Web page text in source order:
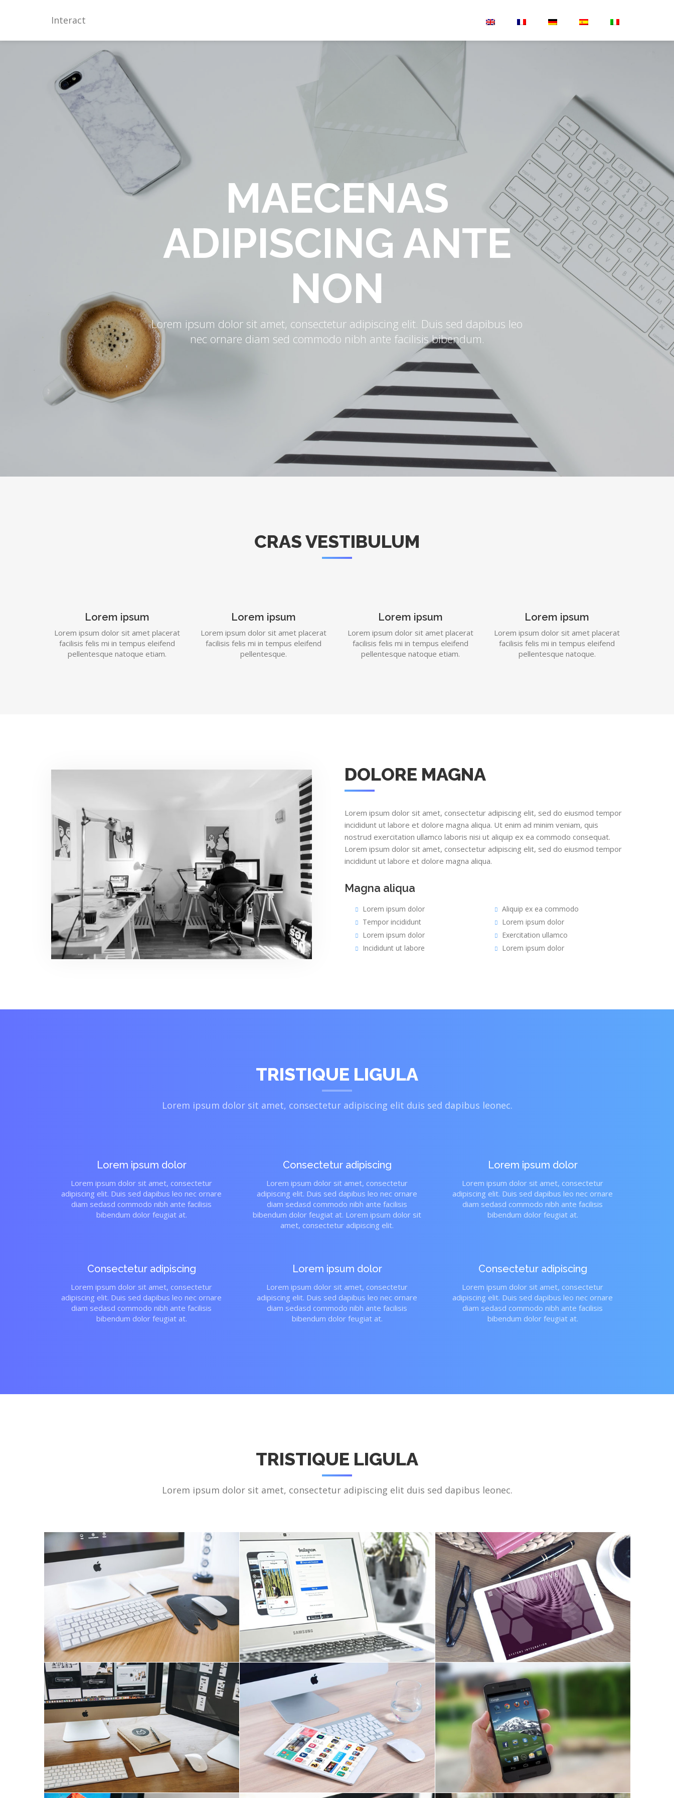
Interact
MAECENAS
ADIPISCING ANTE
NON
Lorem ipsum dolor sit amet, consectetur adipiscing elit. Duis sed dapibus leo
nec ornare diam sed commodo nibh ante facilisis bibendum.
CRAS VESTIBULUM
Lorem ipsum
Lorem ipsum dolor sit amet placerat
facilisis felis mi in tempus eleifend
pellentesque natoque etiam.
Lorem ipsum
Lorem ipsum dolor sit amet placerat
facilisis felis mi in tempus eleifend
pellentesque.
Lorem ipsum
Lorem ipsum dolor sit amet placerat
facilisis felis mi in tempus eleifend
pellentesque natoque etiam.
Lorem ipsum
Lorem ipsum dolor sit amet placerat
facilisis felis mi in tempus eleifend
pellentesque natoque.
DOLORE MAGNA
Lorem ipsum dolor sit amet, consectetur adipiscing elit, sed do eiusmod tempor
incididunt ut labore et dolore magna aliqua. Ut enim ad minim veniam, quis
nostrud exercitation ullamco laboris nisi ut aliquip ex ea commodo consequat.
Lorem ipsum dolor sit amet, consectetur adipiscing elit, sed do eiusmod tempor
incididunt ut labore et dolore magna aliqua.
Magna aliqua
Lorem ipsum dolor
Tempor incididunt
Lorem ipsum dolor
Incididunt ut labore
Aliquip ex ea commodo
Lorem ipsum dolor
Exercitation ullamco
Lorem ipsum dolor
TRISTIQUE LIGULA
Lorem ipsum dolor sit amet, consectetur adipiscing elit duis sed dapibus leonec.
Lorem ipsum dolor
Lorem ipsum dolor sit amet, consectetur
adipiscing elit. Duis sed dapibus leo nec ornare
diam sedasd commodo nibh ante facilisis
bibendum dolor feugiat at.
Consectetur adipiscing
Lorem ipsum dolor sit amet, consectetur
adipiscing elit. Duis sed dapibus leo nec ornare
diam sedasd commodo nibh ante facilisis
bibendum dolor feugiat at. Lorem ipsum dolor sit
amet, consectetur adipiscing elit.
Lorem ipsum dolor
Lorem ipsum dolor sit amet, consectetur
adipiscing elit. Duis sed dapibus leo nec ornare
diam sedasd commodo nibh ante facilisis
bibendum dolor feugiat at.
Consectetur adipiscing
Lorem ipsum dolor sit amet, consectetur
adipiscing elit. Duis sed dapibus leo nec ornare
diam sedasd commodo nibh ante facilisis
bibendum dolor feugiat at.
Lorem ipsum dolor
Lorem ipsum dolor sit amet, consectetur
adipiscing elit. Duis sed dapibus leo nec ornare
diam sedasd commodo nibh ante facilisis
bibendum dolor feugiat at.
Consectetur adipiscing
Lorem ipsum dolor sit amet, consectetur
adipiscing elit. Duis sed dapibus leo nec ornare
diam sedasd commodo nibh ante facilisis
bibendum dolor feugiat at.
TRISTIQUE LIGULA
Lorem ipsum dolor sit amet, consectetur adipiscing elit duis sed dapibus leonec.